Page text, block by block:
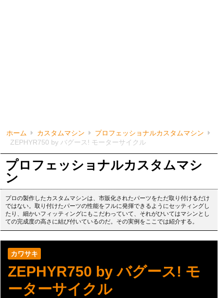
ホーム カスタムマシン
プロフェッショナルカスタムマシン
ZEPHYR750 by バグース! モーターサイクル
プロフェッショナルカスタムマシ
ン
プロの製作したカスタムマシンは、市販化されたパーツをただ取り付けるだけ
ではない。取り付けたパーツの性能をフルに発揮できるようにセッティングし
たり、細かいフィッティングにもこだわっていて、それがひいてはマシンとし
ての完成度の高さに結び付いているのだ。その実例をここでは紹介する。
カワサキ
ZEPHYR750 by バグース! モ
ーターサイクル